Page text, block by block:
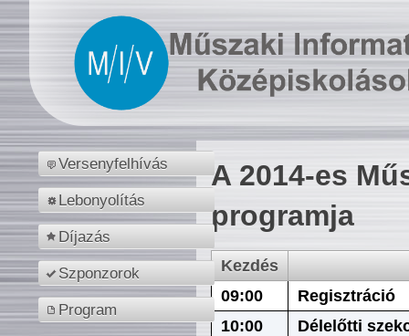
Versenyfelhívás
Lebonyolítás
Díjazás
Szponzorok
Program
A 2014-es
programja
Kezdés
09:00
Regisztráció
10:00
Délelőtti